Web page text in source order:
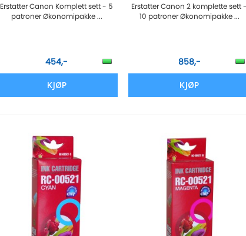
Erstatter Canon Komplett sett - 5
patroner Økonomipakke ...
454,-
KJØP
Erstatter Canon 2 komplette sett -
10 patroner Økonomipakke ...
858,-
KJØP